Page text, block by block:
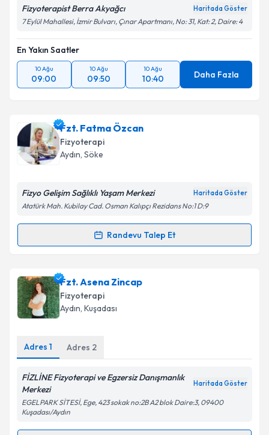
Fizyoterapist Berra Akyağcı Haritada Göster
7 Eylül Mahallesi, İzmir Bulvarı, Çınar Apartmanı, No: 31, Kat: 2, Daire: 4
En Yakın Saatler
10 Ağu
09:00
10 Ağu
09:50
10 Ağu
10:40 Daha Fazla
Fzt. Fatma Özcan
Fizyoterapi
Aydın, Söke
Fizyo Gelişim Sağlıklı Yaşam Merkezi Haritada Göster
Atatürk Mah. Kubilay Cad. Osman Kalıpçı Rezidans No:1 D:9
Randevu Talep Et
Randevu Takvimi Talebi
Fzt. Fatma Özcaniçin randevu takvimi talebi
oluşturun. Size bu uzmandan randevu almanız için bir
takvim hazırlandığında e-posta ile bilgilendireceğiz.
Aydınlatma
Metni'ni okudum ve kişisel verilerimin belirtilen
kapsamda işlenmesini kabul ediyorum.
Fzt. Asena Zincap
Fizyoterapi
Aydın, Kuşadası
Adres 1 Adres 2
FİZLİNE Fizyoterapi ve Egzersiz Danışmanlık
Merkezi
Haritada Göster
EGELPARK SİTESİ, Ege, 423 sokak no:2B A2 blok Daire:3, 09400
Kuşadası/Aydın